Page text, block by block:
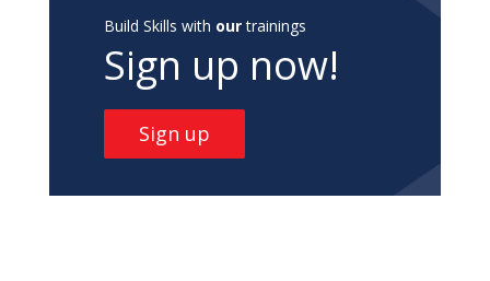
Build Skills with ourtrainings
Sign up now!
Sign up